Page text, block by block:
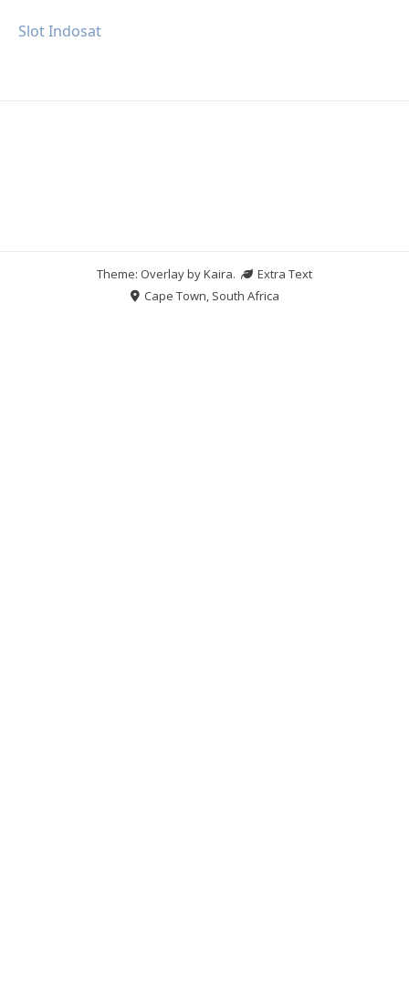
Slot Indosat
Theme: Overlay byKaira.
Extra Text
Cape Town, South Africa